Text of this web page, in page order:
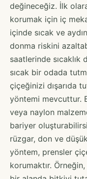
değineceğiz. İlk
korumak için iç
içinde sıcak ve
donma riskini
saatlerinde
sıcak bir odada
çiçeğinizi dışarıda
yöntemi mevcuttur.
veya naylon
bariyer
rüzgar, don ve
yöntem, prensler
korumaktır.